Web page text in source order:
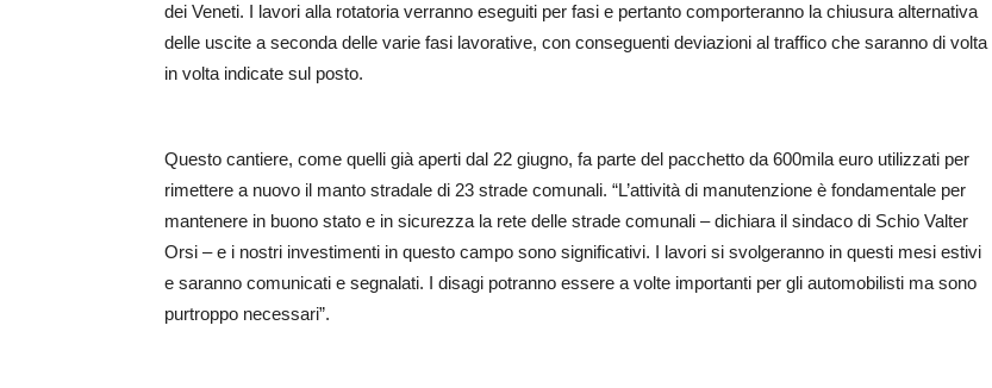
dei Veneti. I lavori alla rotatoria verranno eseguiti per fasi e pertanto comporteranno la chiusura alternativa
delle uscite a seconda delle varie fasi lavorative, con conseguenti deviazioni al traffico che saranno di volta
in volta indicate sul posto.
Questo cantiere, come quelli già aperti dal 22 giugno, fa parte del pacchetto da 600mila euro utilizzati per
rimettere a nuovo il manto stradale di 23 strade comunali. “L’attività di manutenzione è fondamentale per
mantenere in buono stato e in sicurezza la rete delle strade comunali – dichiara il sindaco di Schio Valter
Orsi – e i nostri investimenti in questo campo sono significativi. I lavori si svolgeranno in questi mesi estivi
e saranno comunicati e segnalati. I disagi potranno essere a volte importanti per gli automobilisti ma sono
purtroppo necessari”.